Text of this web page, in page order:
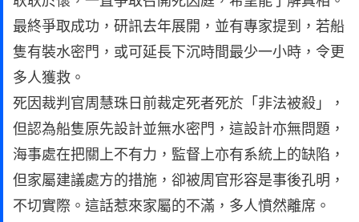
最終爭取成功，研訊去年展開，並有專家提到，若船
隻有裝水密門，或可延長下沉時間最少一小時，令更
多人獲救。
死因裁判官周慧珠日前裁定死者死於「非法被殺」，
但認為船隻原先設計並無水密門，這設計亦無問題，
海事處在把關上不有力，監督上亦有系統上的缺陷，
但家屬建議處方的措施，卻被周官形容是事後孔明，
不切實際。這話惹來家屬的不滿，多人憤然離席。